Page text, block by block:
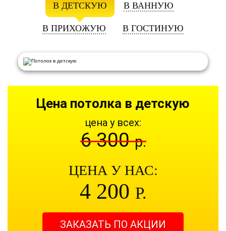
В ДЕТСКУЮ В ВАННУЮ
В ПРИХОЖУЮ В ГОСТИНУЮ
Цена потолка в детскую
цена у всех:
6 300р.
ЦЕНА У НАС:
4 200 Р.
ЗАКАЗАТЬ ПО АКЦИИ